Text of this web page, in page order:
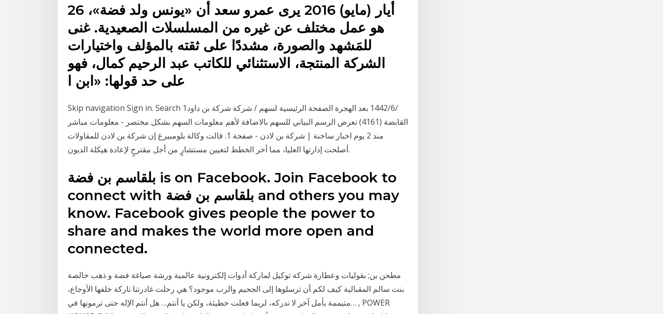
26 أيار (مايو) 2016 يرى عمرو سعد أن «يونس ولد فضة»،
هو عمل مختلف عن غيره من المسلسلات الصعيدية. غنى
للمَشهد والصورة، مشددًا على ثقته بالمؤلف واختيارات
الشركة المنتجة، الاستثنائي للكاتب عبد الرحيم كمال، فهو
على حد قولها: «ابن ا
Skip navigation Sign in. Search 1‏‏/6‏‏/1442 بعد الهجرة الصفحة الرئيسية لسهم / شركة شركة بن داود
القابضة (4161) تعرض الرسم البياني للسهم بالاضافة لأهم معلومات السهم بشكل مختصر - معلومات مباشر
منذ 2 يوم اخبار ساخنة | شركة بن لادن - صفحة 1. قالت وكالة بلومبيرغ إن شركة بن لادن للمقاولات
أصلحت إدارتها العليا، مما أخر الخطط لتعيين مستشارٍ من أجل مقترحٍ لإعادة هيكلة الديون.
connect with ‎بلقاسم بن فضة‎ and others you may
know. Facebook gives people the power to
share and makes the world more open and
connected.
مطحن بن; بقوليات وعطارة شركة توكيل لماركة أدوات إلكترونية عالمية ورشة صياغة فضة و ذهب خالصة
بنت سالم المقبالية كيف لكم أن ترسلوها إلى الجحيم والرب موجود؟ هي رحلت غادرتنا تاركة خلفها الأوجاع،
متيممة بأمل آخر لا ندركه، لربما فعلت خطيئة، ولكن يا أنتم… هل أنتم الإله حتى ترمونها في… ‎, ‎POWER